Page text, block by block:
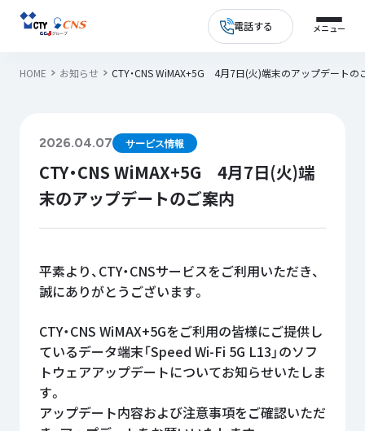
電話する
HOME お知らせ CTY・CNS WiMAX+5G 4月7日(火)端末のアップデートの
2026.04.07 サービス情報
CTY・CNS WiMAX+5G 4月7日(火)端
末のアップデートのご案内
平素より、CTY・CNSサービスをご利用いただき、
誠にありがとうございます。
CTY・CNS WiMAX+5Gをご利用の皆様にご提供し
ているデータ端末「Speed Wi-Fi 5G L13」のソフ
トウェアアップデートについてお知らせいたしま
す。
アップデート内容および注意事項をご確認いただ